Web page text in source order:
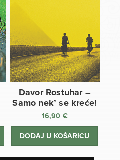
Davor Rostuhar –
Samo nek’ se kreće!
16,90 €
DODAJ U KOŠARICU